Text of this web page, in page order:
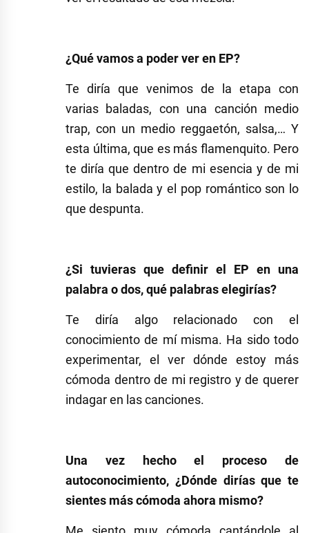
¿Qué vamos a poder ver en EP?
Te diría que venimos de la etapa con
varias baladas, con una canción medio
trap, con un medio reggaetón, salsa,… Y
esta última, que es más flamenquito. Pero
te diría que dentro de mi esencia y de mi
estilo, la balada y el pop romántico son lo
que despunta.
¿Si tuvieras que definir el EP en una
palabra o dos, qué palabras elegirías?
Te diría algo relacionado con el
conocimiento de mí misma. Ha sido todo
experimentar, el ver dónde estoy más
cómoda dentro de mi registro y de querer
indagar en las canciones.
Una vez hecho el proceso de
autoconocimiento, ¿Dónde dirías que te
sientes más cómoda ahora mismo?